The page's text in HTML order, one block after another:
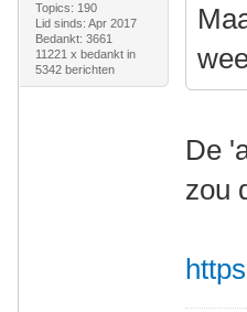
Topics: 190
Lid sinds: Apr 2017
Bedankt: 3661
11221 x bedankt in
5342 berichten
De
zou